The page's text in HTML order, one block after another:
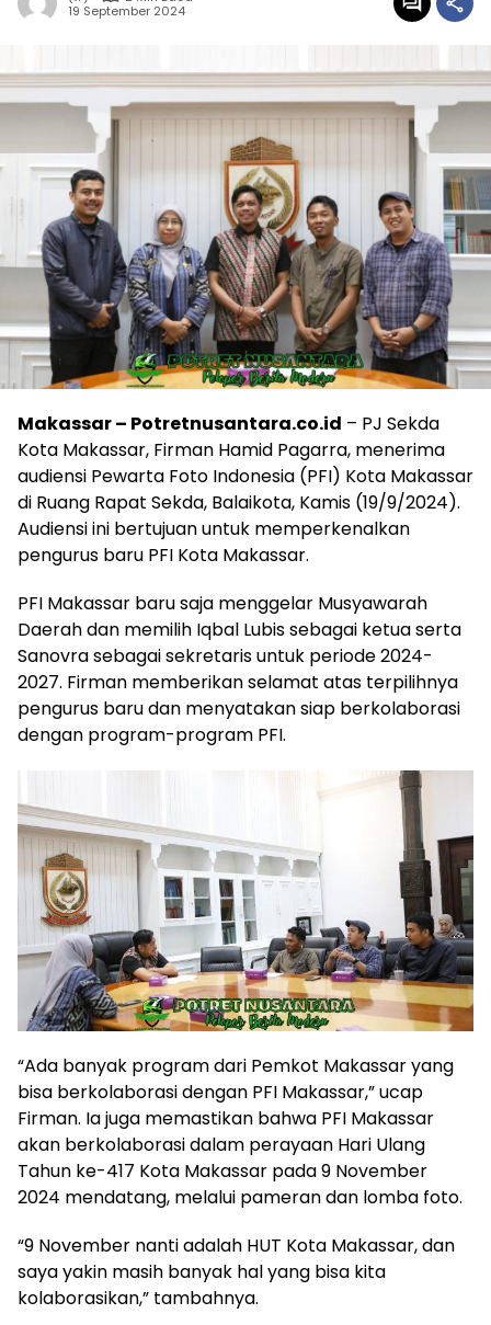
19 September 2024
Makassar – Potretnusantara.co.id – PJ Sekda
Kota Makassar, Firman Hamid Pagarra, menerima
audiensi Pewarta Foto Indonesia (PFI) Kota Makassar
di Ruang Rapat Sekda, Balaikota, Kamis (19/9/2024).
Audiensi ini bertujuan untuk memperkenalkan
pengurus baru PFI Kota Makassar.
PFI Makassar baru saja menggelar Musyawarah
Daerah dan memilih Iqbal Lubis sebagai ketua serta
Sanovra sebagai sekretaris untuk periode 2024-
2027. Firman memberikan selamat atas terpilihnya
pengurus baru dan menyatakan siap berkolaborasi
dengan program-program PFI.
“Ada banyak program dari Pemkot Makassar yang
bisa berkolaborasi dengan PFI Makassar,” ucap
Firman. Ia juga memastikan bahwa PFI Makassar
akan berkolaborasi dalam perayaan Hari Ulang
Tahun ke-417 Kota Makassar pada 9 November
2024 mendatang, melalui pameran dan lomba foto.
“9 November nanti adalah HUT Kota Makassar, dan
saya yakin masih banyak hal yang bisa kita
kolaborasikan,” tambahnya.